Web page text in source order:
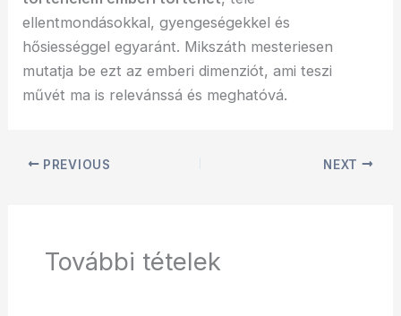
ellentmondásokkal, gyengeségekkel és
hősiességgel egyaránt. Mikszáth mesteriesen
mutatja be ezt az emberi dimenziót, ami teszi
művét ma is relevánssá és meghatóvá.
PREVIOUS NEXT
További tételek